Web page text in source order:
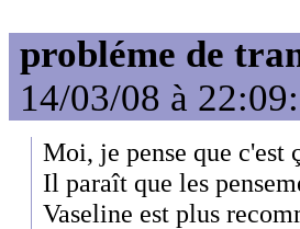
probléme de
14/03/08 à
Moi, je pense que c'est
Il paraît que les
Vaseline est plus